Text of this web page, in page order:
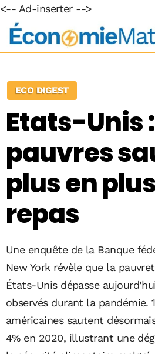
<-- Ad-inserter -->
ECO DIGEST
Etats-Unis
pauvres
plus en
repas
Une enquête de la Banque
New York révèle que la
États-Unis dépasse
observés durant la pandémie.
américaines sautent
4% en 2020, illustrant une